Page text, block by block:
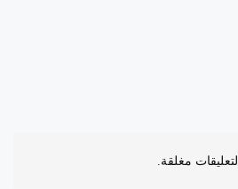
التعليقات مغلقة.